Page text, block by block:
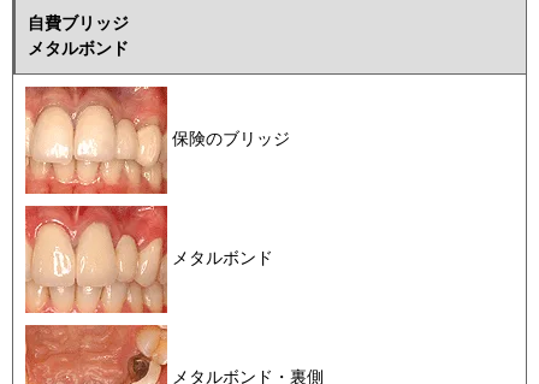
自費ブリッジ
メタルボンド
保険のブリッジ
メタルボンド
メタルボンド・裏側